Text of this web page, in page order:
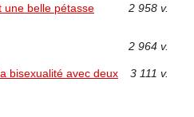
une belle pétasse
2 958 v.
2 964 v.
bisexualité avec deux
3 111 v.